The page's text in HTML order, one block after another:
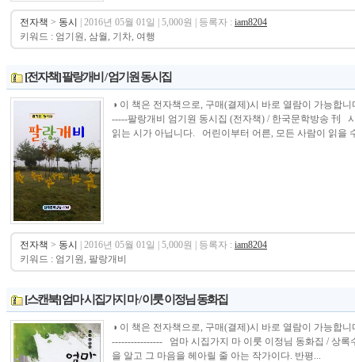
전자책 > 동시 | 2016년 05월 01일 | 5,000원 | 등록자 : iam8204
키워드 : 엄기원, 삼월, 기차, 여행
[전자책] 팔랑개비 / 엄기원 동시집
◑ 이 책은 전자책으로, 구매(결제)시 바로 열람이 가능합
-----팔랑개비 엄기원 동시집 (전자책) / 한국문학방송 刊
읽는 시가 아닙니다. 어린이부터 어른, 모든 사람이 읽을
전자책 > 동시 | 2016년 05월 01일 | 5,000원 | 등록자 : iam8204
키워드 : 엄기원, 팔랑개비
[스캔북] 엄마 시집가지 마 / 이룻 이정님 동화집
◑ 이 책은 전자책으로, 구매(결제)시 바로 열람이 가능합
---------------- 엄마 시집가지 마 이룻 이정님 동화집 / 상
을 알고 그 마음을 헤아릴 줄 아는 작가이다. 반평...